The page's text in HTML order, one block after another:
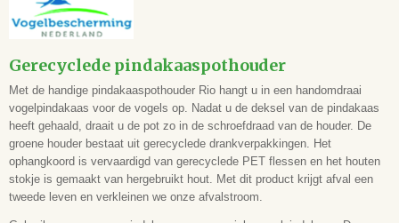
5051054280943
Gerecyclede pindakaaspothouder
Met de handige pindakaaspothouder Rio hangt u in een handomdraai
vogelpindakaas voor de vogels op. Nadat u de deksel van de pindakaas
heeft gehaald, draait u de pot zo in de schroefdraad van de houder. De
groene houder bestaat uit gerecyclede drankverpakkingen. Het
ophangkoord is vervaardigd van gerecyclede PET flessen en het houten
stokje is gemaakt van hergebruikt hout. Met dit product krijgt afval een
tweede leven en verkleinen we onze afvalstroom.